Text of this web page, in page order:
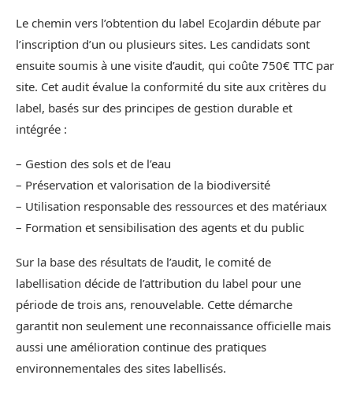
Le chemin vers l’obtention du label EcoJardin débute par
l’inscription d’un ou plusieurs sites. Les candidats sont
ensuite soumis à une visite d’audit, qui coûte 750€ TTC par
site. Cet audit évalue la conformité du site aux critères du
label, basés sur des principes de gestion durable et
intégrée :
– Gestion des sols et de l’eau
– Préservation et valorisation de la biodiversité
– Utilisation responsable des ressources et des matériaux
– Formation et sensibilisation des agents et du public
Sur la base des résultats de l’audit, le comité de
labellisation décide de l’attribution du label pour une
période de trois ans, renouvelable. Cette démarche
garantit non seulement une reconnaissance officielle mais
aussi une amélioration continue des pratiques
environnementales des sites labellisés.